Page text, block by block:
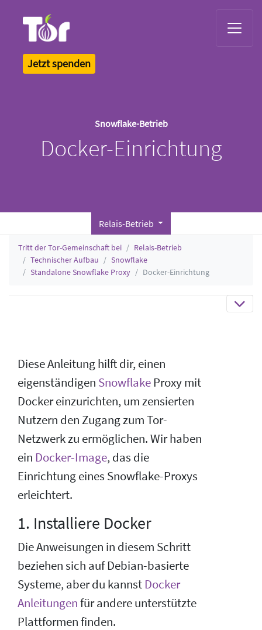
Jetzt spenden
Snowflake-Betrieb
Docker-Einrichtung
Relais-Betrieb
Tritt der Tor-Gemeinschaft bei
Relais-Betrieb
Technischer Aufbau
Snowflake
Standalone Snowflake Proxy
Docker-Einrichtung
Diese Anleitung hilft dir, einen
eigenständigen SnowflakeProxy mit
Docker einzurichten, um zensierten
Nutzern den Zugang zum Tor-
Netzwerk zu ermöglichen. Wir haben
ein Docker-Image, das die
Einrichtung eines Snowflake-Proxys
erleichtert.
1. Installiere Docker
Die Anweisungen in diesem Schritt
beziehen sich auf Debian-basierte
Systeme, aber du kannst Docker
Anleitungenfür andere unterstützte
Plattformen finden.